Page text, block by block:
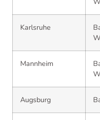
Karlsruhe
Mannheim
Augsburg